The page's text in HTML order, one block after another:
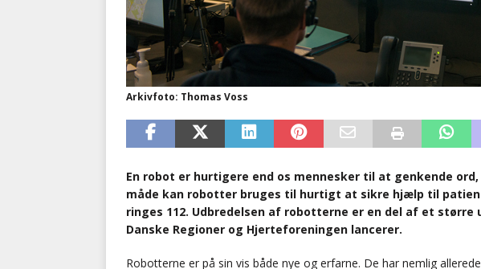
Arkivfoto: Thomas Voss
En robot er hurtigere end os mennesker til at genkende
måde kan robotter bruges til hurtigt at sikre hjælp til
ringes 112. Udbredelsen af robotterne er en del af et større
Danske Regioner og Hjerteforeningen lancerer.
Robotterne er på sin vis både nye og erfarne. De har nemlig